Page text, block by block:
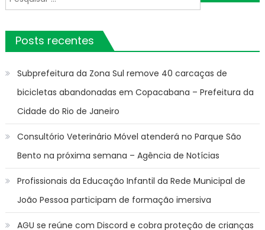
Post
por:
Posts recentes
Subprefeitura da Zona Sul remove 40 carcaças de
bicicletas abandonadas em Copacabana – Prefeitura da
Cidade do Rio de Janeiro
Consultório Veterinário Móvel atenderá no Parque São
Bento na próxima semana – Agência de Notícias
Profissionais da Educação Infantil da Rede Municipal de
João Pessoa participam de formação imersiva
AGU se reúne com Discord e cobra proteção de crianças